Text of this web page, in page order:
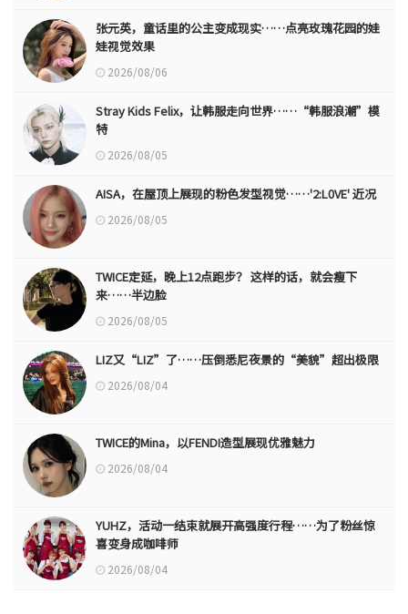
张元英，童话里的公主变成现实……点亮玫瑰花园的娃
娃视觉效果
2026/08/06
Stray Kids Felix，让韩服走向世界……“韩服浪潮”模
特
2026/08/05
AISA，在屋顶上展现的粉色发型视觉……'2:L0VE' 近况
2026/08/05
TWICE定延，晚上12点跑步？ 这样的话，就会瘦下
来……半边脸
2026/08/05
LIZ又“LIZ”了……压倒悉尼夜景的“美貌”超出极限
2026/08/04
TWICE的Mina，以FENDI造型展现优雅魅力
2026/08/04
YUHZ，活动一结束就展开高强度行程……为了粉丝惊
喜变身成咖啡师
2026/08/04